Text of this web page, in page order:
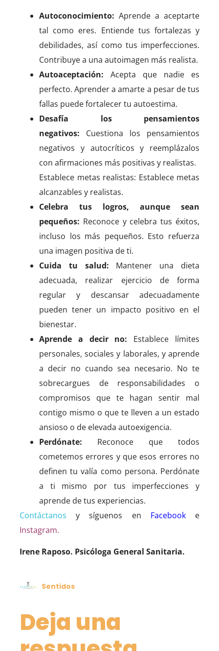
Autoconocimiento: Aprende a aceptarte
tal como eres. Entiende tus fortalezas y
debilidades, así como tus imperfecciones.
Contribuye a una autoimagen más realista.
Autoaceptación: Acepta que nadie es
perfecto. Aprender a amarte a pesar de tus
fallas puede fortalecer tu autoestima.
Desafía los pensamientos
negativos: Cuestiona los pensamientos
negativos y autocríticos y reemplázalos
con afirmaciones más positivas y realistas.
Establece metas realistas: Establece metas
alcanzables y realistas.
Celebra tus logros, aunque sean
pequeños: Reconoce y celebra tus éxitos,
incluso los más pequeños. Esto refuerza
una imagen positiva de ti.
Cuida tu salud: Mantener una dieta
adecuada, realizar ejercicio de forma
regular y descansar adecuadamente
pueden tener un impacto positivo en el
bienestar.
Aprende a decir no: Establece límites
personales, sociales y laborales, y aprende
a decir no cuando sea necesario. No te
sobrecargues de responsabilidades o
compromisos que te hagan sentir mal
contigo mismo o que te lleven a un estado
ansioso o de elevada autoexigencia.
Perdónate: Reconoce que todos
cometemos errores y que esos errores no
definen tu valía como persona. Perdónate
a ti mismo por tus imperfecciones y
aprende de tus experiencias.
Contáctanos y síguenos en Facebook
e
Instagram.
Irene Raposo. Psicóloga General Sanitaria.
Sentidos
Deja una